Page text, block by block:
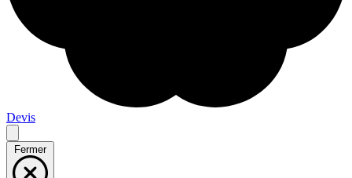
Devis
Fermer